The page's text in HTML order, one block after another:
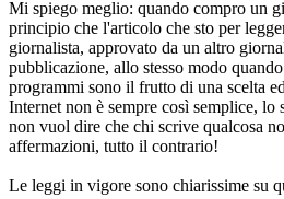
Mi spiego meglio: quando compro un
principio che l'articolo che sto per
giornalista, approvato da un altro
pubblicazione, allo stesso modo
programmi sono il frutto di una scelta
Internet non è sempre così semplice, lo
non vuol dire che chi scrive qualcosa
affermazioni, tutto il contrario!
Le leggi in vigore sono chiarissime su